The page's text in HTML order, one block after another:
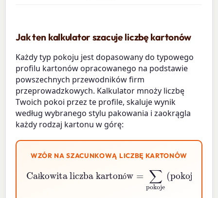
Jak ten kalkulator szacuje liczbę kartonów
Każdy typ pokoju jest dopasowany do typowego
profilu kartonów opracowanego na podstawie
powszechnych przewodników firm
przeprowadzkowych. Kalkulator mnoży liczbę
Twoich pokoi przez te profile, skaluje wynik
według wybranego stylu pakowania i zaokrągla
każdy rodzaj kartonu w górę:
WZÓR NA SZACUNKOWĄ LICZBĘ KARTONÓW
ł ó
Całkowita liczba kartonów= ∑pokoje pokoje ×
kartony na pokój )× mnożnik stylu pakowania